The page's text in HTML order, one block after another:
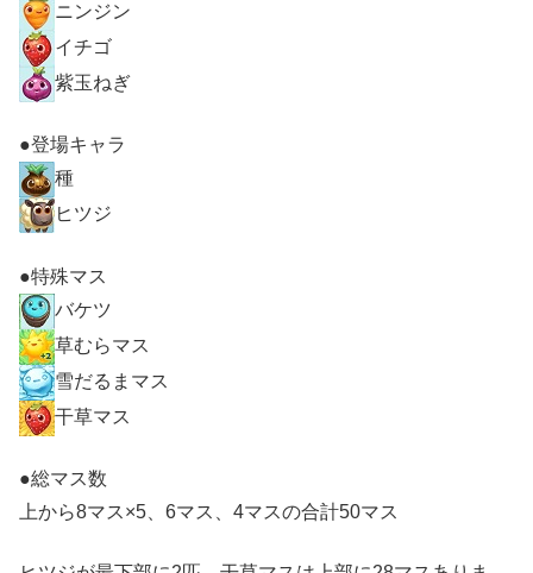
ニンジン
イチゴ
紫玉ねぎ
●登場キャラ
種
ヒツジ
●特殊マス
バケツ
草むらマス
雪だるまマス
干草マス
●総マス数
上から8マス×5、6マス、4マスの合計50マス